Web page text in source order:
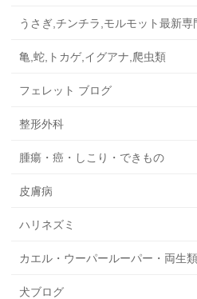
うさぎ,チンチラ,モルモット最新専
亀,蛇,トカゲ,イグアナ,爬虫類
フェレット ブログ
整形外科
腫瘍・癌・しこり・できもの
皮膚病
ハリネズミ
カエル・ウーパールーパー・両生類
犬ブログ